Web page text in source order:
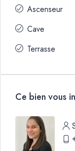
Ascenseur
Cave
Terrasse
Ce bien vous